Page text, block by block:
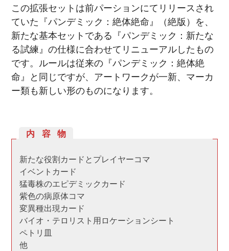
この拡張セットは前パーションにてリリースされ
ていた『パンデミック：絶体絶命』（絶版）を、
新たな基本セットである『パンデミック：新たな
る試練』の仕様に合わせてリニューアルしたもの
です。ルールは従来の『パンデミック：絶体絶
命』と同じですが、アートワークが一新、マーカ
ー類も新しい形のものになります。
内容物
新たな役割カードとプレイヤーコマ
イベントカード
猛毒株のエピデミックカード
紫色の病原体コマ
変異種出現カード
バイオ・テロリスト用ロケーションシート
ペトリ皿
他